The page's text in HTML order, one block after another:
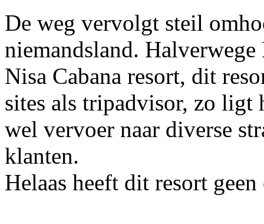
De weg vervolgt steil
niemandsland.
Nisa Cabana resort, dit
sites als tripadvisor, zo ligt
wel vervoer naar diverse
klanten.
Helaas heeft dit resort